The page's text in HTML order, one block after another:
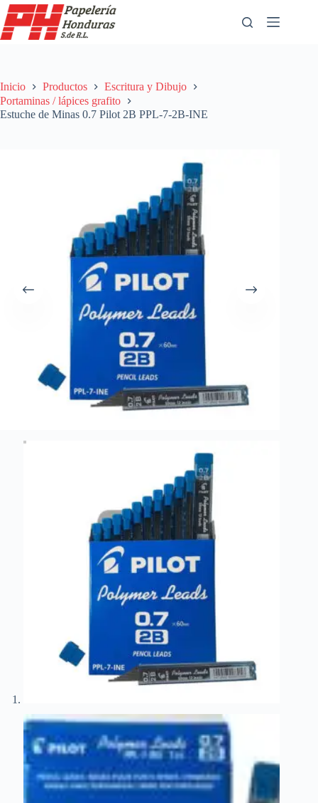
Saltar
al
contenido
Inicio Productos
Escritura y Dibujo
Portaminas / lápices grafito
Estuche de Minas 0.7 Pilot 2B PPL-7-2B-INE